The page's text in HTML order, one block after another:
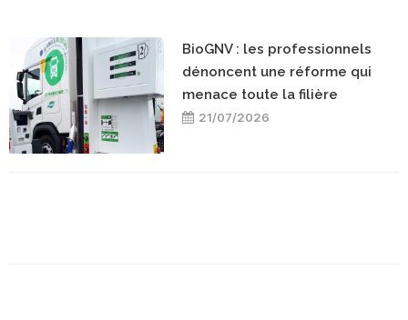
BioGNV : les professionnels
dénoncent une réforme qui
menace toute la filière
21/07/2026